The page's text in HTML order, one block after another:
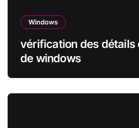
Windows
vérification des détails
de windows